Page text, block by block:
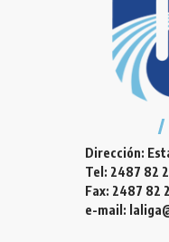
Dirección:
Tel: 2487 82
Fax: 2487 82
e-mail: